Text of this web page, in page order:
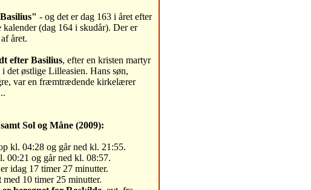
- og det er dag 163 i året efter
kalender (dag 164 i skudår). Der er
året.
efter Basilius, efter en kristen martyr
det østlige Lilleasien. Hans søn,
var en fræmtrædende kirkelærer
Sol og Måne (2009):
kl. 04:28 og går ned kl. 21:55.
00:21 og går ned kl. 08:57.
er idag 17 timer 27 minutter.
med 10 timer 25 minutter.